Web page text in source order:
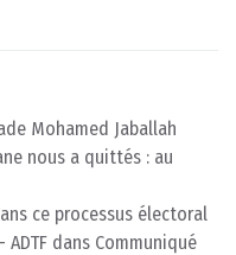
Mohamed Jaballah
nous a quittés : au
ce processus électoral
dans Communiqué